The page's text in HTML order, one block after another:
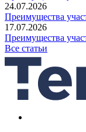
24.07.2026
Преимущества
17.07.2026
Преимущества
Все статьи